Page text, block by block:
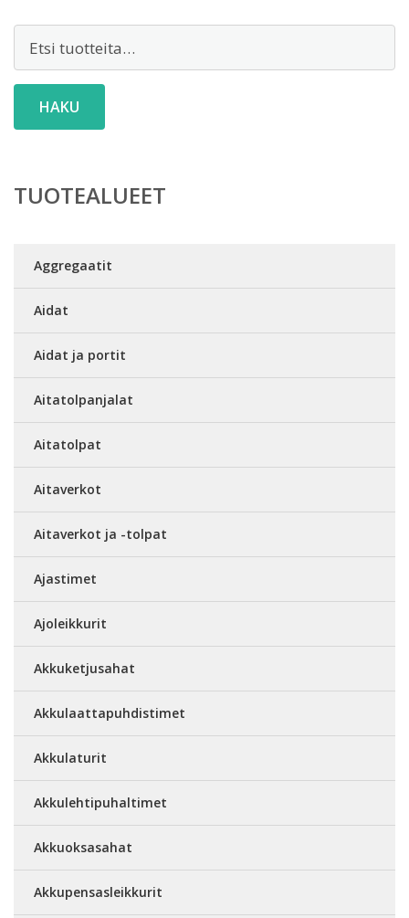
HAKU
TUOTEALUEET
Aggregaatit
Aidat
Aidat ja portit
Aitatolpanjalat
Aitatolpat
Aitaverkot
Aitaverkot ja -tolpat
Ajastimet
Ajoleikkurit
Akkuketjusahat
Akkulaattapuhdistimet
Akkulaturit
Akkulehtipuhaltimet
Akkuoksasahat
Akkupensasleikkurit